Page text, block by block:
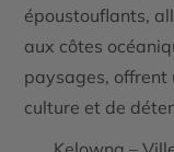
époustouflants,
aux côtes
paysages, offrent
culture et de